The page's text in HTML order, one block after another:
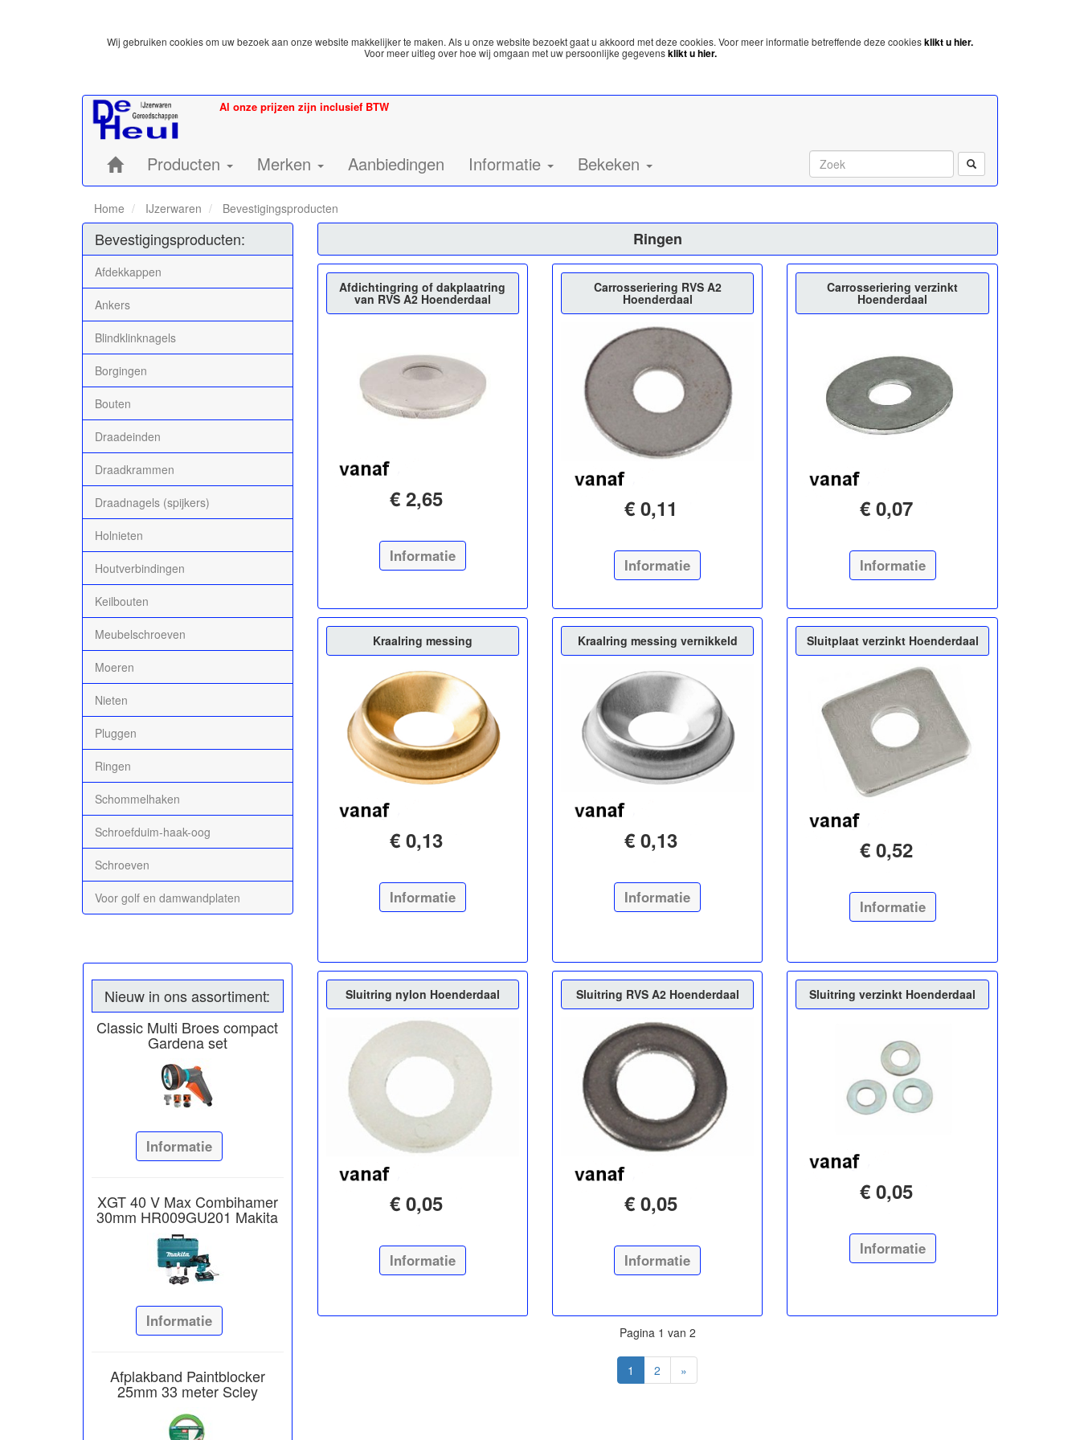
Wij gebruiken cookies om uw bezoek aan onze website makkelijker te maken. Als u onze website bezoekt gaat u akkoord met deze cookies. Voor meer informatie betreffende deze cookiesklikt u hier.
Voor meer uitleg over hoe wij omgaan met uw persoonlijke gegevensklikt u hier.
Al onze prijzen zijn inclusief BTW
Home:Producten Merken Aanbiedingen Informatie Bekeken
Home IJzerwaren Bevestigingsproducten
Bevestigingsproducten:
Afdekkappen
Ankers
Blindklinknagels
Borgingen
Bouten
Draadeinden
Draadkrammen
Draadnagels (spijkers)
Holnieten
Houtverbindingen
Keilbouten
Meubelschroeven
Moeren
Nieten
Pluggen
Ringen
Schommelhaken
Schroefduim-haak-oog
Schroeven
Voor golf en damwandplaten
Nieuw in ons assortiment:
Classic Multi Broes compact
Gardena set
Informatie
XGT 40 V Max Combihamer
30mm HR009GU201 Makita
Informatie
Afplakband Paintblocker
25mm 33 meter Scley
Ringen
Afdichtingring of dakplaatring
van RVS A2 Hoenderdaal
€ 2,65
Informatie
Carrosseriering RVS A2
Hoenderdaal
€ 0,11
Informatie
Carrosseriering verzinkt
Hoenderdaal
€ 0,07
Informatie
Kraalring messing
€ 0,13
Informatie
Kraalring messing vernikkeld
€ 0,13
Informatie
Sluitplaat verzinkt Hoenderdaal
€ 0,52
Informatie
Sluitring nylon Hoenderdaal
€ 0,05
Informatie
Sluitring RVS A2 Hoenderdaal
€ 0,05
Informatie
Sluitring verzinkt Hoenderdaal
€ 0,05
Informatie
Pagina 1 van 2
1 2 »